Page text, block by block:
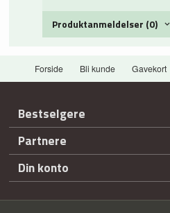
Produktanmeldelser (0)
Forside Bli kunde Gavekort
Bestselgere
Partnere
Din konto